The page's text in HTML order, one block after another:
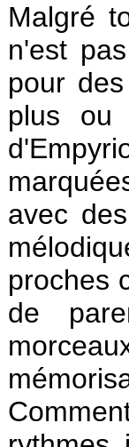
Malgré
n'est
pour
plus ou
avec
proches
de